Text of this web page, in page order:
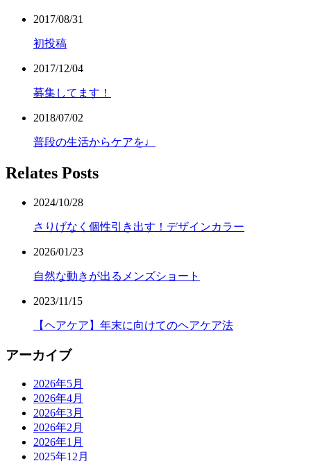
2017/08/31
初投稿
2017/12/04
募集してます！
2018/07/02
普段の生活からケアを♩
Relates Posts
2024/10/28
さりげなく個性引き出す！デザインカラー
2026/01/23
自然な動きが出るメンズショート
2023/11/15
【ヘアケア】年末に向けてのヘアケア法
アーカイブ
2026年5月
2026年4月
2026年3月
2026年2月
2026年1月
2025年12月